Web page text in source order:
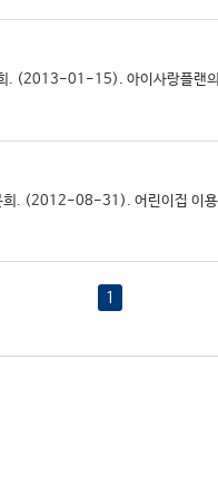
. (2013-01-15). 아이사랑플랜
희. (2012-08-31). 어린이집 이
1